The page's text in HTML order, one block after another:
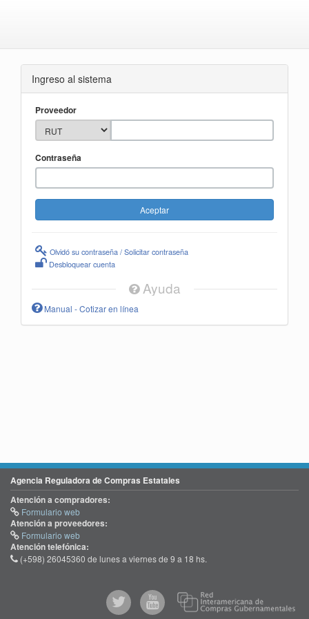
Ingreso al sistema
Proveedor
Contraseña
Olvidó su contraseña / Solicitar contraseña
Desbloquear cuenta
Ayuda
Manual - Cotizar en línea
Agencia Reguladora de Compras Estatales
Atención a compradores:
Formulario web
Atención a proveedores:
Formulario web
Atención telefónica:
(+598) 26045360 de lunes a viernes de 9 a 18 hs.
@comprasgubuy
ACCE